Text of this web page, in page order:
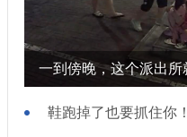
一到傍晚，这个派出